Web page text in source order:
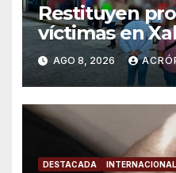
Restituyen
víctimas en
AGO 8, 2026
DESTACADA INTERNACIONAL